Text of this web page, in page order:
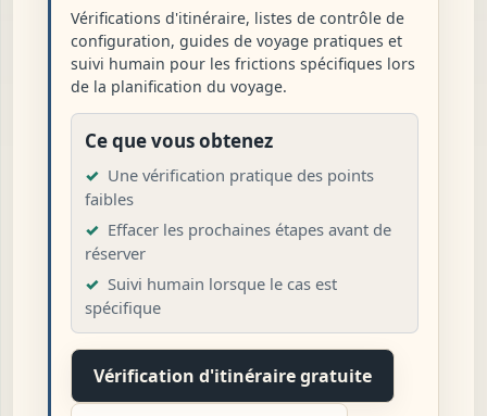
Vérifications d'itinéraire, listes de contrôle de
configuration, guides de voyage pratiques et
suivi humain pour les frictions spécifiques lors
de la planification du voyage.
Ce que vous obtenez
Une vérification pratique des points
faibles
Effacer les prochaines étapes avant de
réserver
Suivi humain lorsque le cas est
spécifique
Vérification d'itinéraire gratuite